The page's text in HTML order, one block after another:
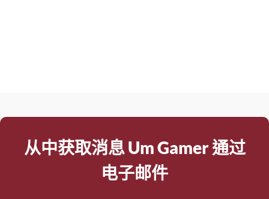
从中获取消息 Um Gamer 通过
电子邮件